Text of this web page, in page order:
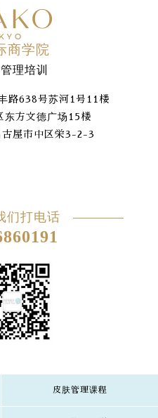
商学院
理培训
路638号苏河1号11楼
文德广场15楼
市中区栄3-2-3
们打电话
皮肤管理课程